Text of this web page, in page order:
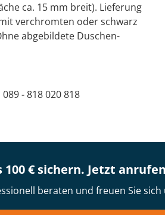
ca. 15 mm breit). Lieferung
verchromten oder schwarz
abgebildete Duschen-
- 818 020 818
€ sichern. Jetzt
beraten und freuen Sie